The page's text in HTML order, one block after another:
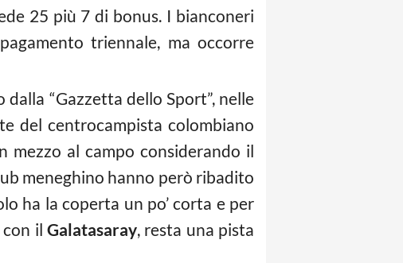
25 più 7 di bonus. I bianconeri
triennale, ma occorre
“Gazzetta dello Sport”, nelle
del centrocampista colombiano
mezzo al campo considerando il
meneghino hanno però ribadito
ha la coperta un po’ corta e per
il Galatasaray, resta una pista